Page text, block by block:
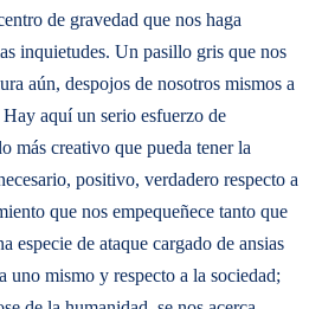
de gravedad que nos haga
inquietudes. Un pasillo gris que nos
aún, despojos de nosotros mismos a
aquí un serio esfuerzo de
más creativo que pueda tener la
positivo, verdadero respecto a
que nos empequeñece tanto que
especie de ataque cargado de ansias
uno mismo y respecto a la sociedad;